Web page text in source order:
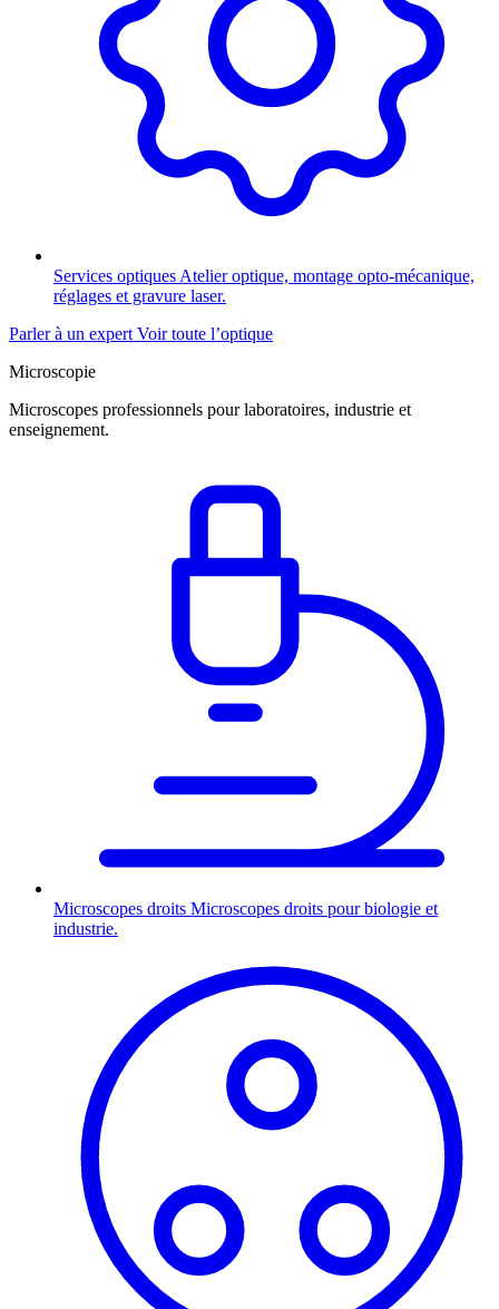
Services optiques Atelier optique, montage opto-mécanique,
réglages et gravure laser.
Parler à un expert Voir toute l’optique
Microscopie
Microscopes professionnels pour laboratoires, industrie et
enseignement.
Microscopes droits Microscopes droits pour biologie et
industrie.